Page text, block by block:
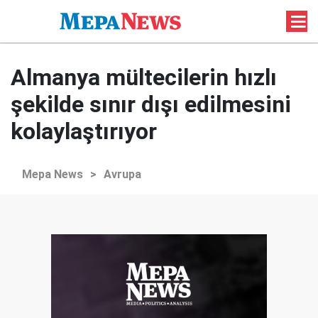
Almanya mültecilerin hızlı
şekilde sınır dışı edilmesini
kolaylaştırıyor
Mepa News > Avrupa